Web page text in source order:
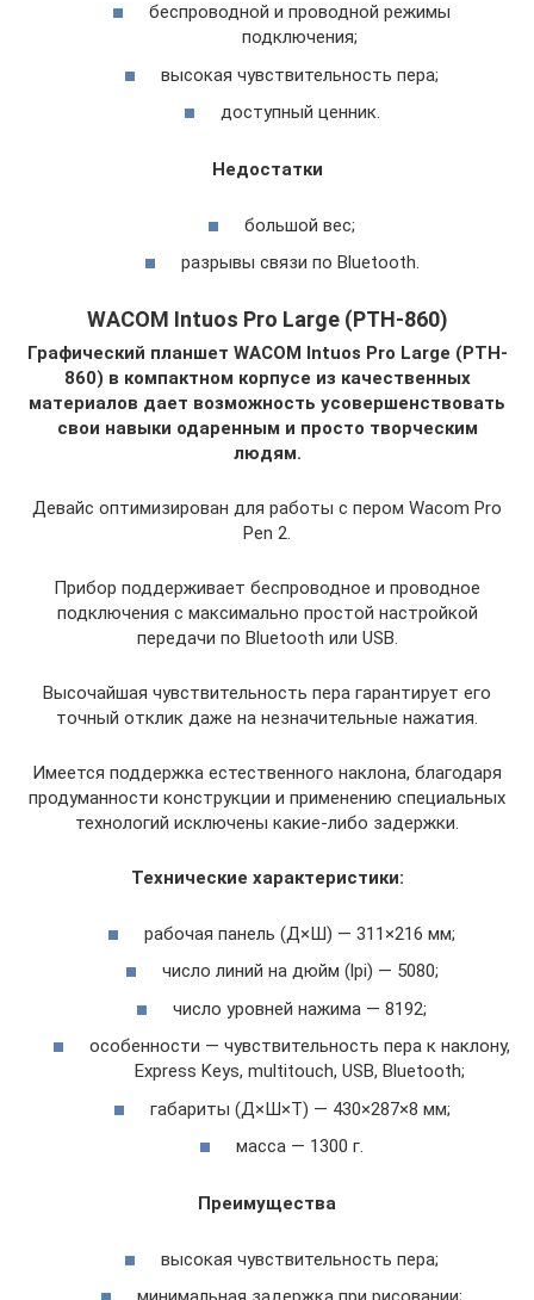
беспроводной и проводной режимы
подключения;
высокая чувствительность пера;
доступный ценник.
Недостатки
большой вес;
разрывы связи по Bluetooth.
WACOM Intuos Pro Large (PTH-860)
Графический планшет WACOM Intuos Pro Large (PTH-
860) в компактном корпусе из качественных
материалов дает возможность усовершенствовать
свои навыки одаренным и просто творческим
людям.
Девайс оптимизирован для работы с пером Wacom Pro
Pen 2.
Прибор поддерживает беспроводное и проводное
подключения с максимально простой настройкой
передачи по Bluetooth или USB.
Высочайшая чувствительность пера гарантирует его
точный отклик даже на незначительные нажатия.
Имеется поддержка естественного наклона, благодаря
продуманности конструкции и применению специальных
технологий исключены какие-либо задержки.
Технические характеристики:
рабочая панель (Д×Ш) — 311×216 мм;
число линий на дюйм (lpi) — 5080;
число уровней нажима — 8192;
особенности — чувствительность пера к наклону,
Express Keys, multitouch, USB, Bluetooth;
габариты (Д×Ш×Т) — 430×287×8 мм;
масса — 1300 г.
Преимущества
высокая чувствительность пера;